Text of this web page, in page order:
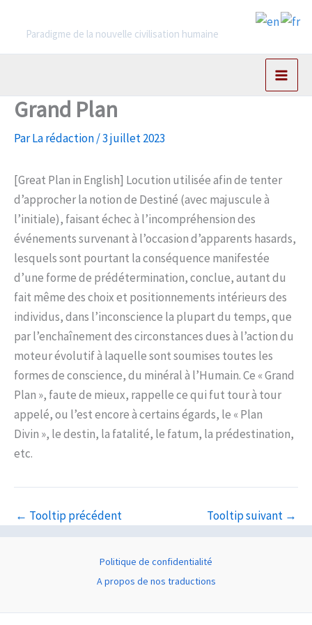
Paradigme de la nouvelle civilisation humaine
Grand Plan
ParLa rédaction/3 juillet 2023
[Great Plan in English] Locution utilisée afin de tenter
d’approcher la notion de Destiné (avec majuscule à
l’initiale), faisant échec à l’incompréhension des
événements survenant à l’occasion d’apparents hasards,
lesquels sont pourtant la conséquence manifestée
d’une forme de prédétermination, conclue, autant du
fait même des choix et positionnements intérieurs des
individus, dans l’inconscience la plupart du temps, que
par l’enchaînement des circonstances dues à l’action du
moteur évolutif à laquelle sont soumises toutes les
formes de conscience, du minéral à l’Humain. Ce « Grand
Plan », faute de mieux, rappelle ce qui fut tour à tour
appelé, ou l’est encore à certains égards, le « Plan
Divin », le destin, la fatalité, le fatum, la prédestination,
etc.
← Tooltip précédent Tooltip suivant →
Politique de confidentialité
A propos de nos traductions